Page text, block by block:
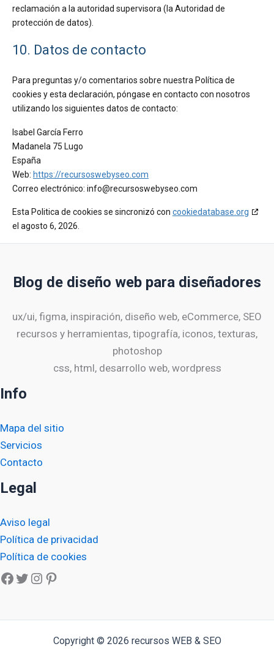
reclamación a la autoridad supervisora (la Autoridad de
protección de datos).
10. Datos de contacto
Para preguntas y/o comentarios sobre nuestra Política de
cookies y esta declaración, póngase en contacto con nosotros
utilizando los siguientes datos de contacto:
Isabel García Ferro
Madanela 75 Lugo
España
Web: https://recursoswebyseo.com
Correo electrónico: info@recursoswebyseo.com
Esta Politica de cookies se sincronizó con cookiedatabase.org
el agosto 6, 2026.
Blog de diseño web para diseñadores
ux/ui, figma, inspiración, diseño web, eCommerce, SEO
recursos y herramientas, tipografía, iconos, texturas,
photoshop
css, html, desarrollo web, wordpress
Info
Mapa del sitio
Servicios
Contacto
Legal
Aviso legal
Política de privacidad
Política de cookies
Facebook
Twitter
Instagram
Pinterest
Copyright © 2026 recursos WEB & SEO